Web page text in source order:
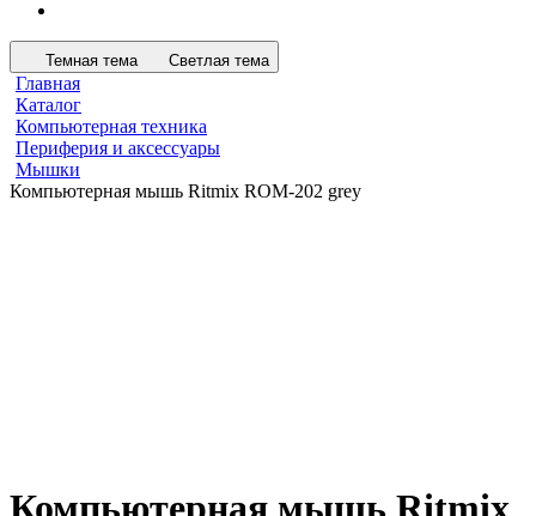
Темная тема Светлая тема
Главная
Каталог
Компьютерная техника
Периферия и аксессуары
Мышки
Компьютерная мышь Ritmix ROM-202 grey